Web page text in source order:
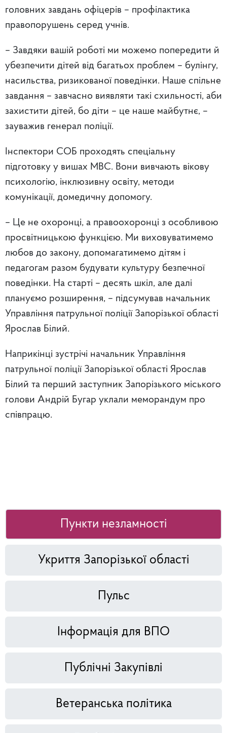
головних завдань офіцерів – профілактика
правопорушень серед учнів.
– Завдяки вашій роботі ми можемо попередити й
убезпечити дітей від багатьох проблем – булінгу,
насильства, ризикованої поведінки. Наше спільне
завдання – завчасно виявляти такі схильності, аби
захистити дітей, бо діти – це наше майбутнє, –
зауважив генерал поліції.
Інспектори СОБ проходять спеціальну
підготовку у вишах МВС. Вони вивчають вікову
психологію, інклюзивну освіту, методи
комунікації, домедичну допомогу.
– Це не охоронці, а правоохоронці з особливою
просвітницькою функцією. Ми виховуватимемо
любов до закону, допомагатимемо дітям і
педагогам разом будувати культуру безпечної
поведінки. На старті – десять шкіл, але далі
плануємо розширення, – підсумував начальник
Управління патрульної поліції Запорізької області
Ярослав Білий.
Наприкінці зустрічі начальник Управління
патрульної поліції Запорізької області Ярослав
Білий та перший заступник Запорізького міського
голови Андрій Бугар уклали меморандум про
співпрацю.
Пункти незламності
Укриття Запорізької області
Пульс
Інформація для ВПО
Публічні Закупівлі
Ветеранська політика